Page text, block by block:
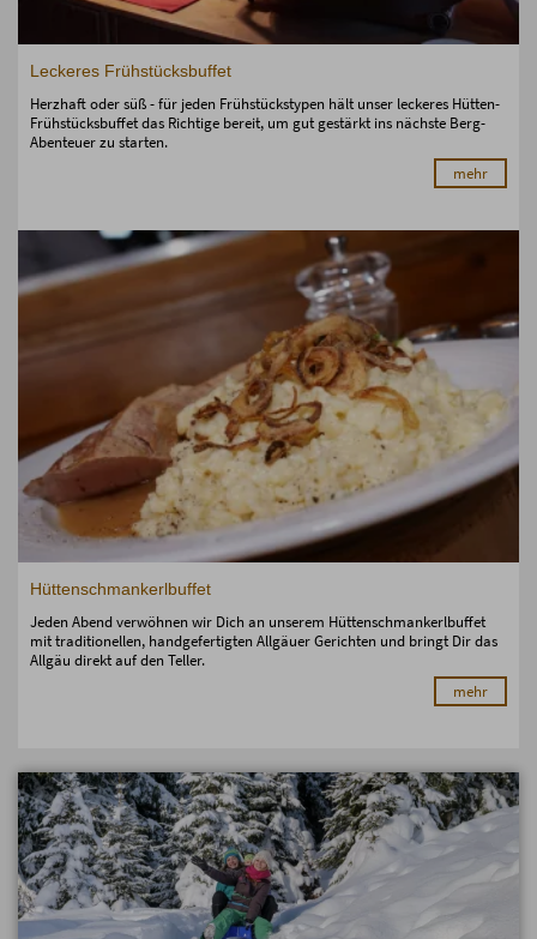
Leckeres Frühstücksbuffet
Herzhaft oder süß - für jeden Frühstückstypen hält unser leckeres Hütten-
Frühstücksbuffet das Richtige bereit, um gut gestärkt ins nächste Berg-
Abenteuer zu starten.
mehr
Hüttenschmankerlbuffet
Jeden Abend verwöhnen wir Dich an unserem Hüttenschmankerlbuffet
mit traditionellen, handgefertigten Allgäuer Gerichten und bringt Dir das
Allgäu direkt auf den Teller.
mehr